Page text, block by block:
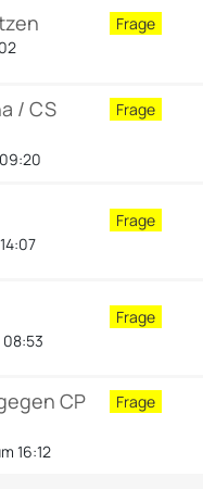
Frage
Frage
/ CS
Frage
Frage
08:53
Frage
CP
16:12